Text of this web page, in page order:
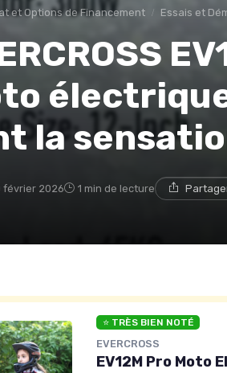
et Options de Financement Essais et
la
février 2026 1 min de lecture
⭐ TRÈS BIEN NOTÉ
EVERCROSS
EV12M Pro Moto